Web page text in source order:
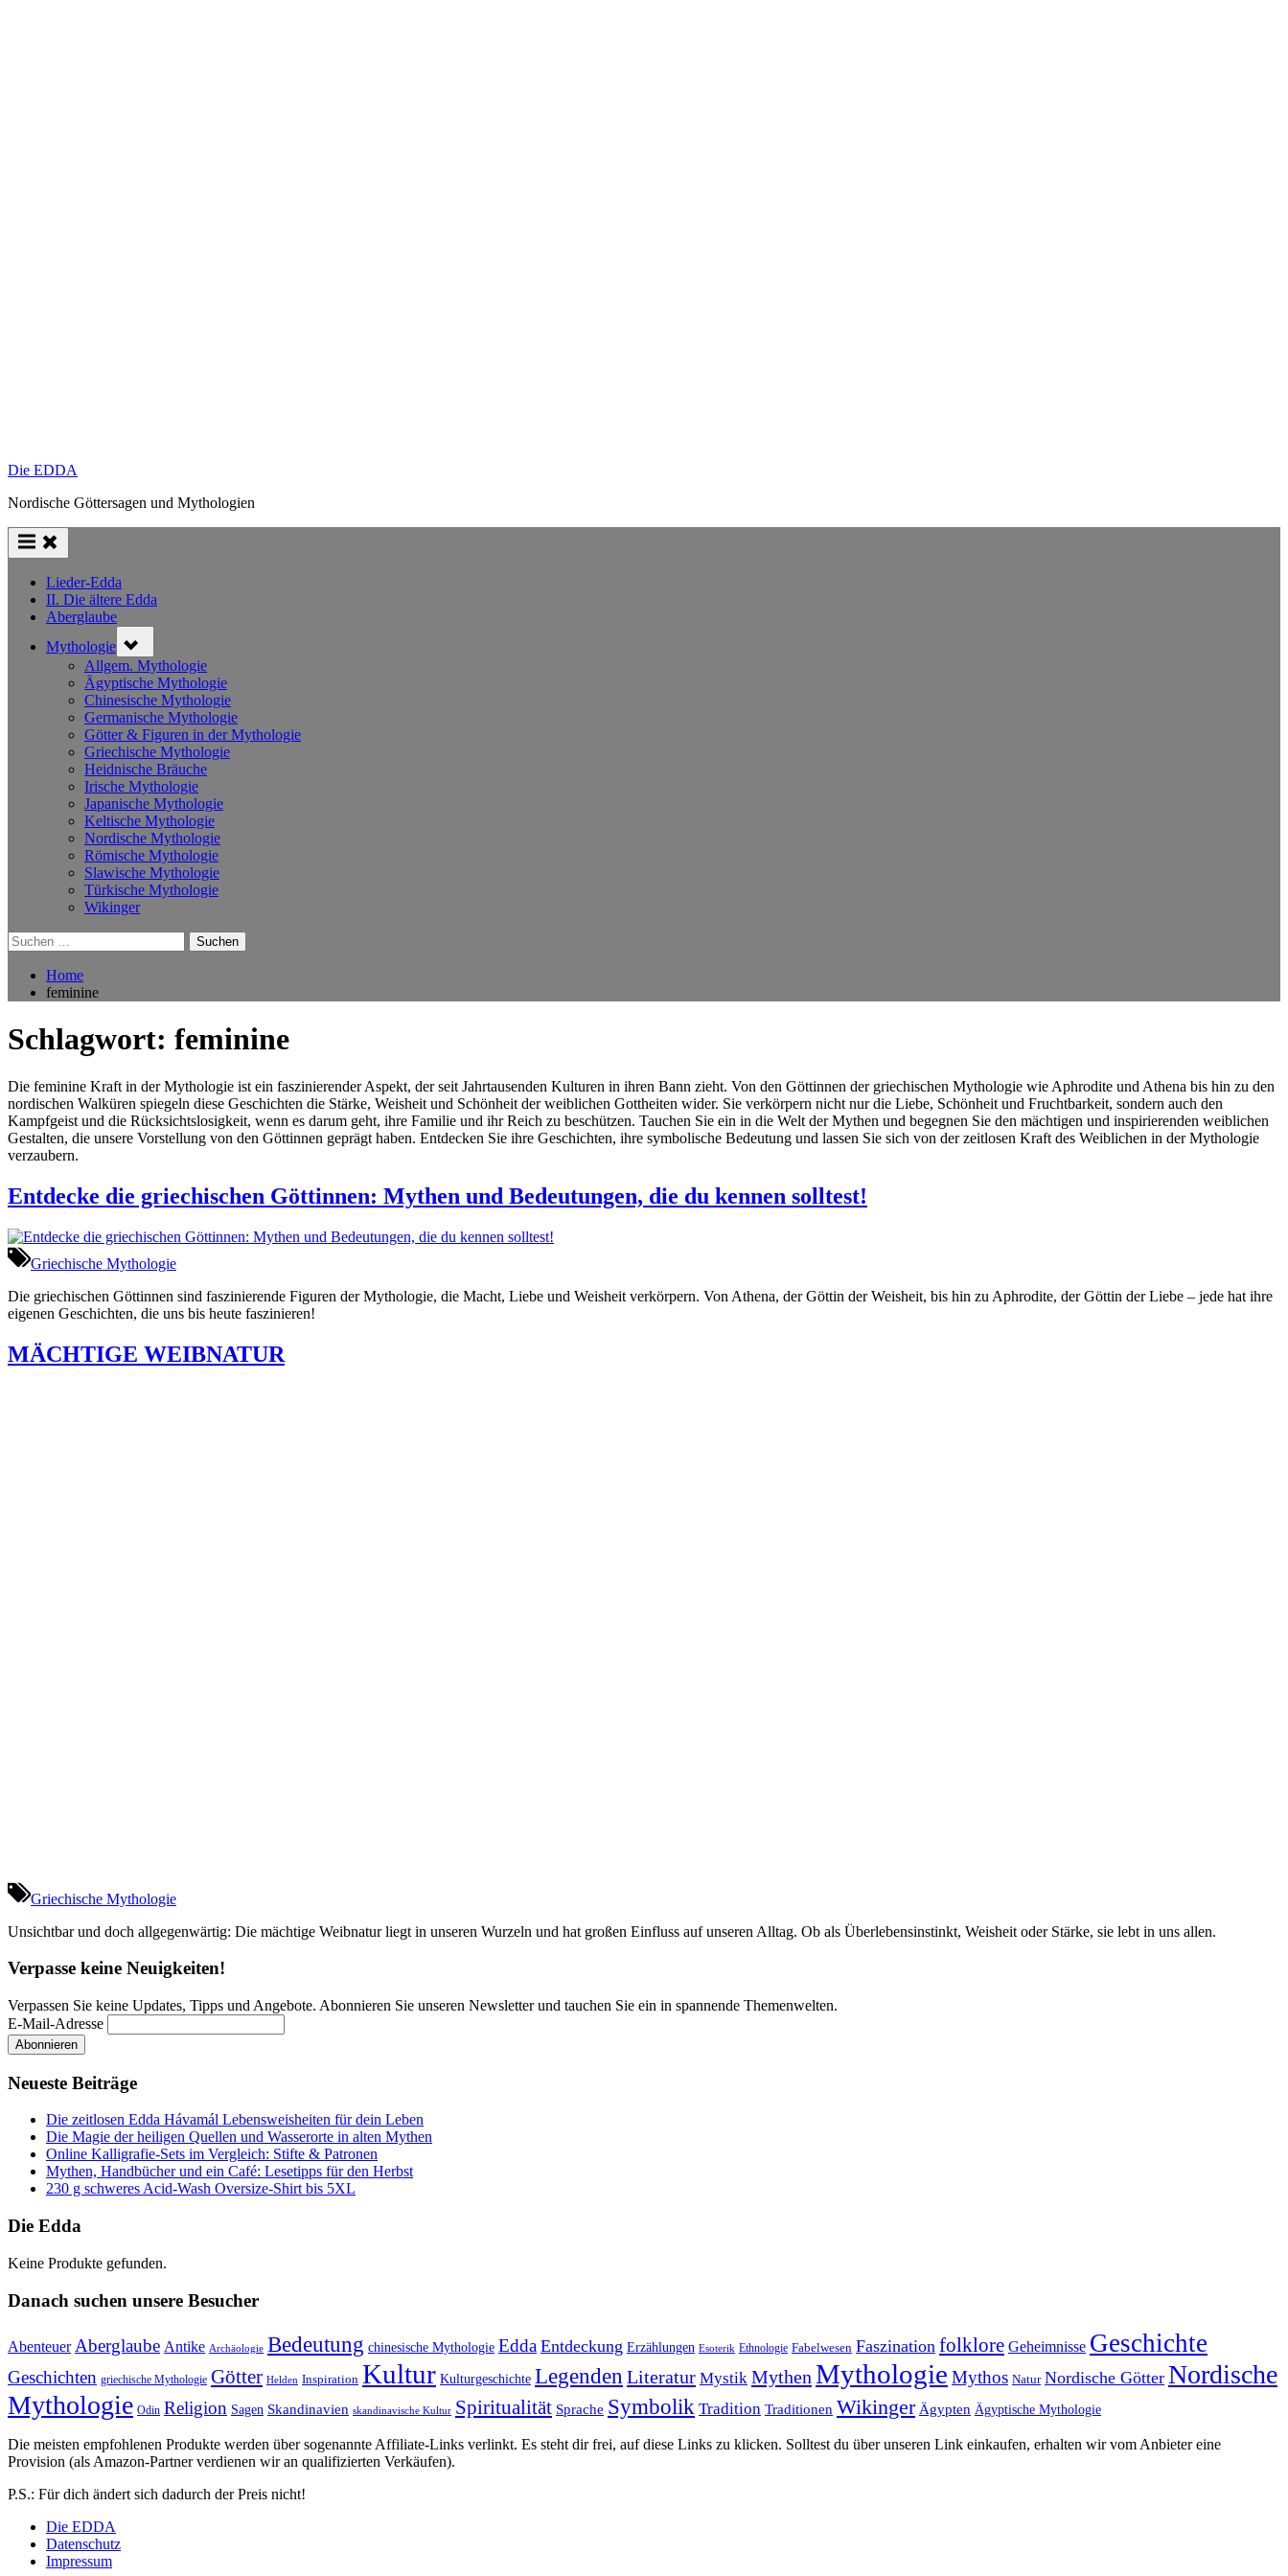
Die EDDA
Nordische Göttersagen und Mythologien
Lieder-Edda
II. Die ältere Edda
Aberglaube
Mythologie sub-
menu
Allgem. Mythologie
Ägyptische Mythologie
Chinesische Mythologie
Germanische Mythologie
Götter & Figuren in der Mythologie
Griechische Mythologie
Heidnische Bräuche
Irische Mythologie
Japanische Mythologie
Keltische Mythologie
Nordische Mythologie
Römische Mythologie
Slawische Mythologie
Türkische Mythologie
Wikinger
Suchen
nach:
Home
feminine
Schlagwort: feminine
Die feminine Kraft in der Mythologie ist ein faszinierender Aspekt, der seit Jahrtausenden Kulturen in ihren Bann zieht. Von den Göttinnen der griechischen Mythologie wie Aphrodite und Athena bis hin zu den
nordischen Walküren spiegeln diese Geschichten die Stärke, Weisheit und Schönheit der weiblichen Gottheiten wider. Sie verkörpern nicht nur die Liebe, Schönheit und Fruchtbarkeit, sondern auch den
Kampfgeist und die Rücksichtslosigkeit, wenn es darum geht, ihre Familie und ihr Reich zu beschützen. Tauchen Sie ein in die Welt der Mythen und begegnen Sie den mächtigen und inspirierenden weiblichen
Gestalten, die unsere Vorstellung von den Göttinnen geprägt haben. Entdecken Sie ihre Geschichten, ihre symbolische Bedeutung und lassen Sie sich von der zeitlosen Kraft des Weiblichen in der Mythologie
verzaubern.
Entdecke die griechischen Göttinnen: Mythen und Bedeutungen, die du kennen solltest!
Griechische Mythologie
Die griechischen Göttinnen sind faszinierende Figuren der Mythologie, die Macht, Liebe und Weisheit verkörpern. Von Athena, der Göttin der Weisheit, bis hin zu Aphrodite, der Göttin der Liebe – jede hat ihre
eigenen Geschichten, die uns bis heute faszinieren!
MÄCHTIGE WEIBNATUR
Griechische Mythologie
Unsichtbar und doch allgegenwärtig: Die mächtige Weibnatur liegt in unseren Wurzeln und hat großen Einfluss auf unseren Alltag. Ob als Überlebensinstinkt, Weisheit oder Stärke, sie lebt in uns allen.
Verpasse keine Neuigkeiten!
Verpassen Sie keine Updates, Tipps und Angebote. Abonnieren Sie unseren Newsletter und tauchen Sie ein in spannende Themenwelten.
E-Mail-Adresse
Neueste Beiträge
Die zeitlosen Edda Hávamál Lebensweisheiten für dein Leben
Die Magie der heiligen Quellen und Wasserorte in alten Mythen
Online Kalligrafie‑Sets im Vergleich: Stifte & Patronen
Mythen, Handbücher und ein Café: Lesetipps für den Herbst
230 g schweres Acid-Wash Oversize-Shirt bis 5XL
Die Edda
Keine Produkte gefunden.
Danach suchen unsere Besucher
Abenteuer Aberglaube Antike Archäologie Bedeutung chinesische Mythologie Edda Entdeckung Erzählungen Esoterik Ethnologie Fabelwesen Faszination folklore Geheimnisse Geschichte
Geschichten griechische Mythologie Götter Helden Inspiration Kultur Kulturgeschichte Legenden Literatur Mystik Mythen Mythologie Mythos Natur Nordische Götter Nordische
Mythologie Odin Religion Sagen Skandinavien skandinavische Kultur Spiritualität Sprache Symbolik Tradition Traditionen Wikinger Ägypten Ägyptische Mythologie
Die meisten empfohlenen Produkte werden über sogenannte Affiliate-Links verlinkt. Es steht dir frei, auf diese Links zu klicken. Solltest du über unseren Link einkaufen, erhalten wir vom Anbieter eine
Provision (als Amazon-Partner verdienen wir an qualifizierten Verkäufen).
P.S.: Für dich ändert sich dadurch der Preis nicht!
Die EDDA
Datenschutz
Impressum